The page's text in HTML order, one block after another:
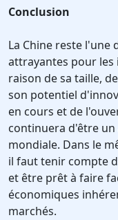
Conclusion
La Chine reste l'une
attrayantes pour
raison de sa taille,
son potentiel
en cours et de
continuera d'être
mondiale. Dans le
il faut tenir compte
et être prêt à faire
économiques
marchés.